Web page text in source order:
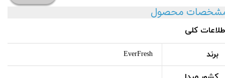
محصول
کلی
برند EverFresh